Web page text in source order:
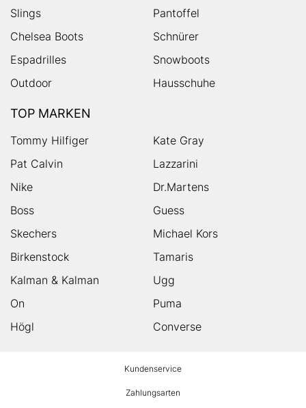
Slings
Pantoffel
Chelsea Boots
Schnürer
Espadrilles
Snowboots
Outdoor
Hausschuhe
TOP MARKEN
Tommy Hilfiger
Kate Gray
Pat Calvin
Lazzarini
Nike
Dr.Martens
Boss
Guess
Skechers
Michael Kors
Birkenstock
Tamaris
Kalman & Kalman
Ugg
On
Puma
Högl
Converse
Kundenservice
Zahlungsarten